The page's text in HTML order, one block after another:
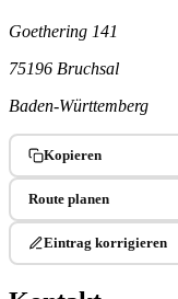
Goethering 141
75196 Bruchsal
Baden-Württemberg
Kopieren
Route planen
Eintrag korrigieren